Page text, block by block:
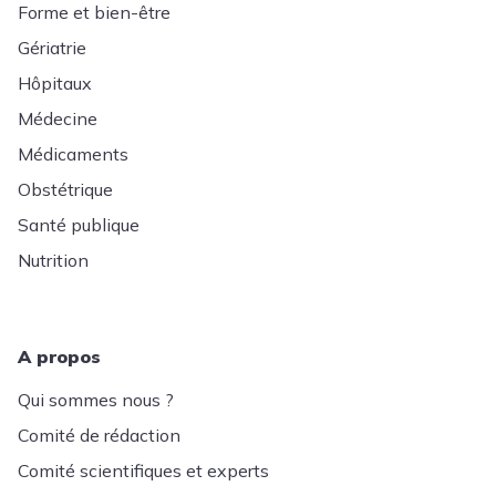
Forme et bien-être
Gériatrie
Hôpitaux
Médecine
Médicaments
Obstétrique
Santé publique
Nutrition
A propos
Qui sommes nous ?
Comité de rédaction
Comité scientifiques et experts